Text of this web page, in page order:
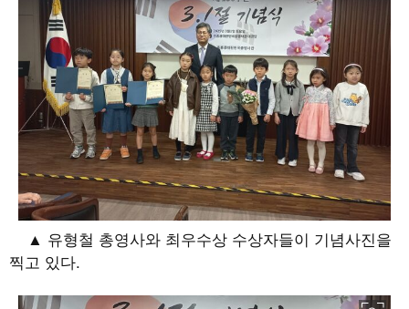
▲ 유형철 총영사와 최우수상 수상자들이 기념사진을
찍고 있다.